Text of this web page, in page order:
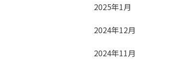
2025年1月
2024年12月
2024年11月